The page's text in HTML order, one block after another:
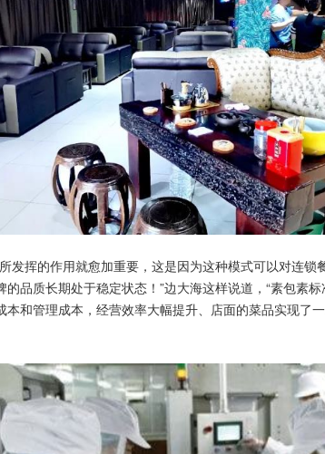
发挥的作用就愈加重要，这是因为这种模式可以对连锁
品质长期处于稳定状态！”边大海这样说道，“素包素
和管理成本，经营效率大幅提升、店面的菜品实现了